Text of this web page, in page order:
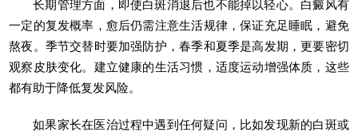
长期管理方面，即使白斑消退后也不能掉以轻心。白癜风有
一定的复发概率，愈后仍需注意生活规律，保证充足睡眠，避免
熬夜。季节交替时要加强防护，春季和夏季是高发期，更要密切
观察皮肤变化。建立健康的生活习惯，适度运动增强体质，这些
都有助于降低复发风险。
如果家长在医治过程中遇到任何疑问，比如发现新的白斑或